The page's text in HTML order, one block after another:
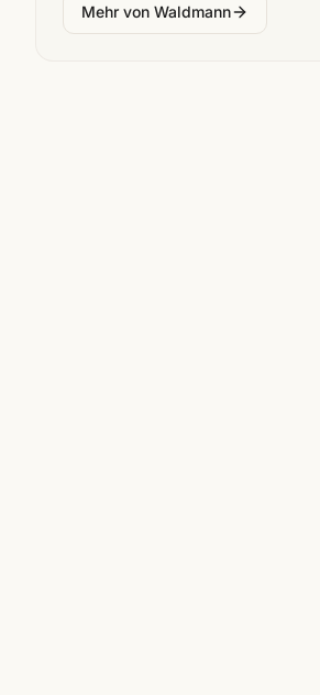
Mehr von Waldmann